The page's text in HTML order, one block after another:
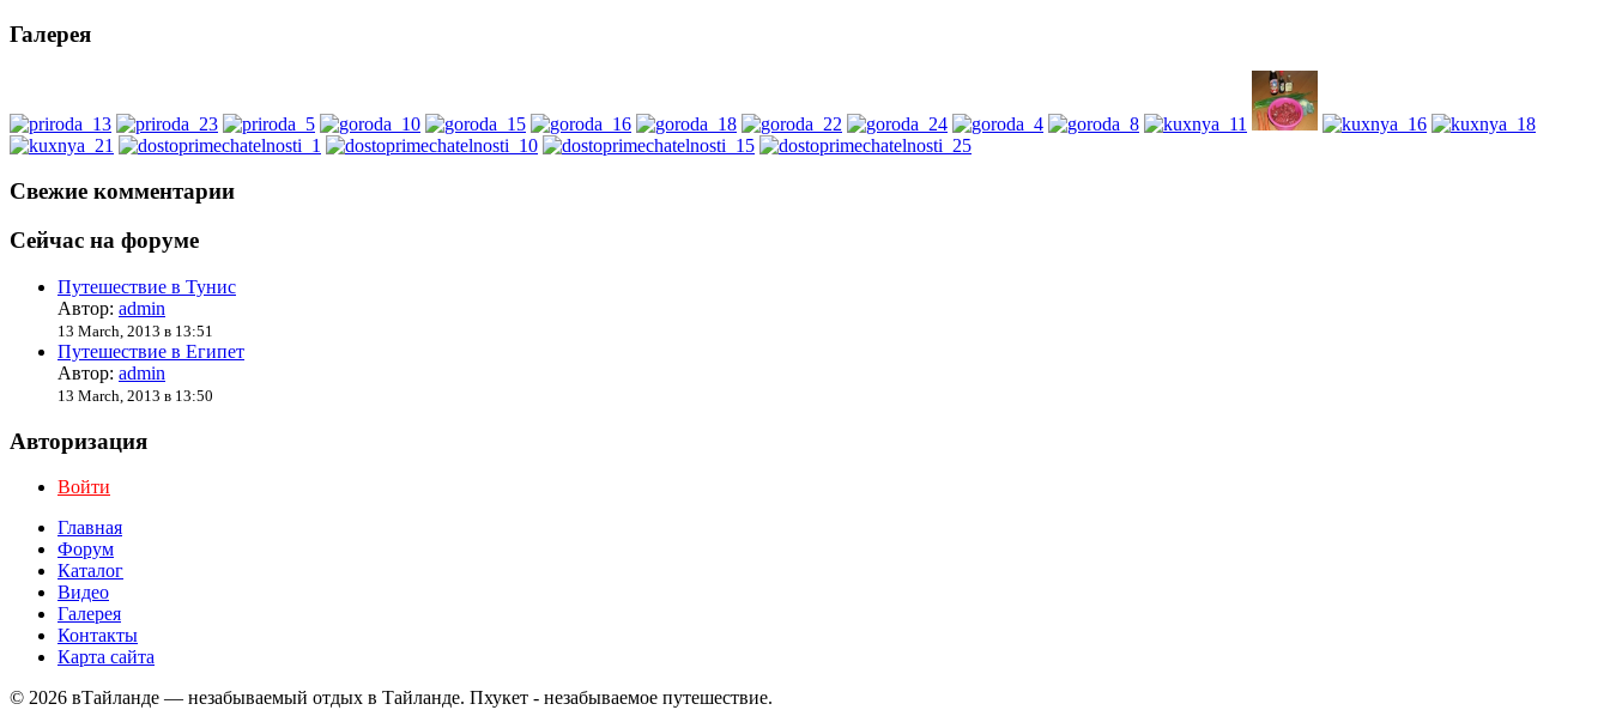
Галерея
Свежие комментарии
Сейчас на форуме
Путешествие в Тунис
Автор: admin
13 March, 2013 в 13:51
Путешествие в Египет
Автор: admin
13 March, 2013 в 13:50
Авторизация
Войти
Главная
Форум
Каталог
Видео
Галерея
Контакты
Карта сайта
© 2026 вТайланде — незабываемый отдых в Тайланде. Пхукет - незабываемое путешествие.